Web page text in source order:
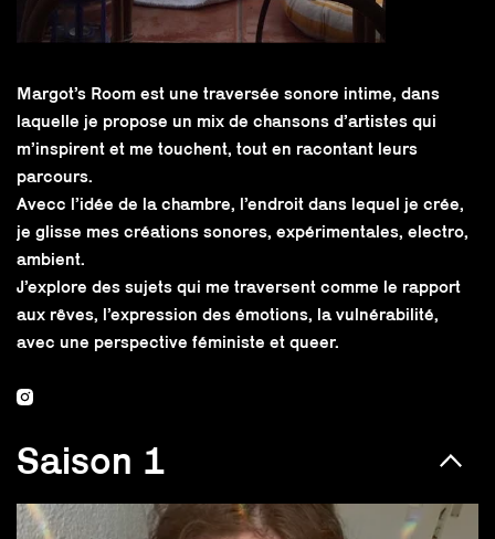
Margot’s Room est une traversée sonore intime, dans
laquelle je propose un mix de chansons d’artistes qui
m’inspirent et me touchent, tout en racontant leurs
parcours.
Avecc l’idée de la chambre, l’endroit dans lequel je crée,
je glisse mes créations sonores, expérimentales, electro,
ambient.
J’explore des sujets qui me traversent comme le rapport
aux rêves, l’expression des émotions, la vulnérabilité,
avec une perspective féministe et queer.
Saison 1